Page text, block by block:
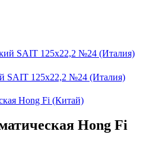
SAIT 125х22,2 №24 (Италия)
Hong Fi